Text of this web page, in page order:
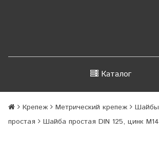
Каталог
Крепеж Метрический крепеж Шайбы
простая
Шайба простая DIN 125, цинк М14